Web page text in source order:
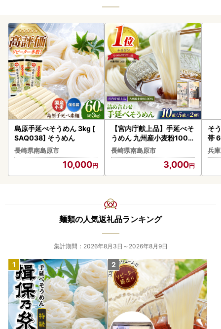
いたします。
島原手延べそうめん 3kg [
SAQ038] そうめん
長崎県南島原市
10,000
【宮内庁献上品】手延べそ
うめん 九州産小麦粉100％
2種 食べ比べ [SCM040]
そうめん
長崎県南島原市
3,000
そ
兵
麺類の人気返礼品ランキング
集計期間：2026年8月3日～2026年8月9日